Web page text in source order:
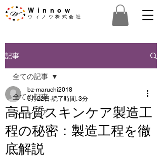
Winnow
​ウィノウ株式会社
記事
全ての記事
スキンケア
全ての記事
高品質スキンケア製造工
程の秘密：製造工程を徹
底解説
bz-maruchi2018
6月22日 読了時間: 3分